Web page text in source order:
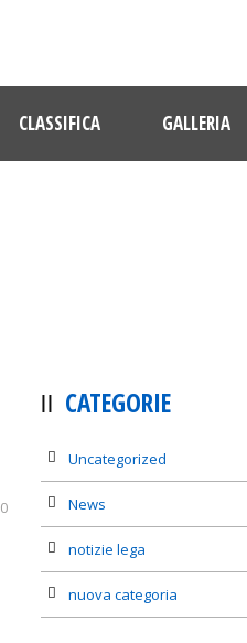
CLASSIFICA GALLERIA
0
CATEGORIE
Uncategorized
News
notizie lega
nuova categoria